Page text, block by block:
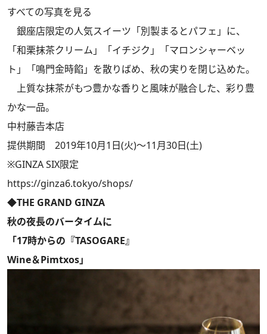
すべての写真を見る
銀座店限定の人気スイーツ「別製まるとパフェ」に、
「和栗抹茶クリーム」「イチジク」「マロンシャーベッ
ト」「鳴門金時餡」を散りばめ、秋の実りを閉じ込めた。
上質な抹茶がもつ豊かな香りと風味が融合した、彩り豊
かな一品。
中村藤𠮷本店
提供期間 2019年10月1日(火)～11月30日(土)
※GINZA SIX限定
https://ginza6.tokyo/shops/
◆THE GRAND GINZA
秋の夜長のバータイムに
「17時からの『TASOGARE』
Wine＆Pimtxos」